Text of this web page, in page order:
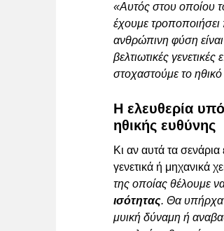
«Αυτός στου οποίου
έχουμε
ανθρώπινη φύση είναι
βελτιωτικές
στοχαστούμε το
Η ελευθερία
ηθικής ευθύνης
Κι αν αυτά τα
γενετικά ή μηχανικά
της οποίας θέλουμε
ισότητας. Θα
μυική δύναμη ή